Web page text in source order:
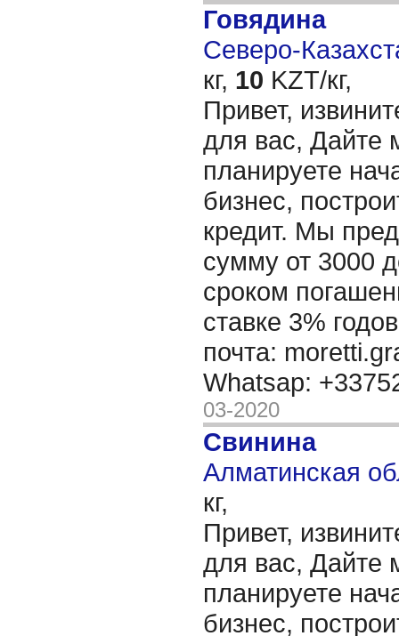
Говядина
Северо-
кг, 10 KZT/кг,
Привет,
для вас, Дайте
планируете
бизнес,
кредит. Мы
сумму от 3000
сроком
ставке 3%
почта:
Whatsap:
03-2020
Свинина
Алматинская
кг,
Привет,
для вас, Дайте
планируете
бизнес,